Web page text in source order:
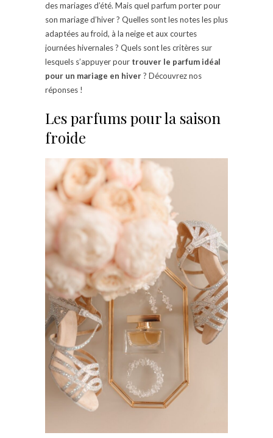
des mariages d’été. Mais quel parfum porter pour
son mariage d’hiver ? Quelles sont les notes les plus
adaptées au froid, à la neige et aux courtes
journées hivernales ? Quels sont les critères sur
lesquels s’appuyer pour trouver le parfum idéal
pour un mariage en hiver? Découvrez nos
réponses !
Les parfums pour la saison
froide